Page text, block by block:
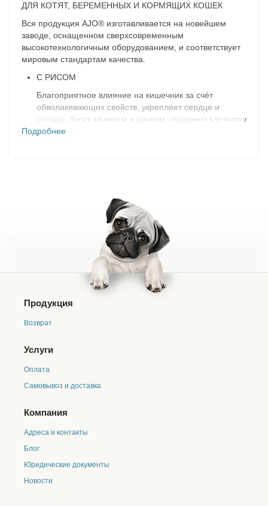
ДЛЯ КОТЯТ, БЕРЕМЕННЫХ И КОРМЯЩИХ КОШЕК
Вся продукция AJO® изготавливается на новейшем
заводе, оснащенном сверхсовременным
высокотехнологичным оборудованием, и соответствует
мировым стандартам качества.
С РИСОМ
Благоприятное влияние на кишечник за счёт
обволакивающих свойств, укрепляет сердце и
сосуды, богат железом и цинком, содержит клетчатку
и важные для здоровья питомца аминокислоты.
Позитивно влияет на пищеварение, сердечно-
сосудистую, иммунную системы. Обладает
противовоспалительные свойствами. Защищает от
аллергии. Укрепляет кости.
МОРСКИЕ ВОДОРОСЛИ
Источник витаминов А, С, D, E, K и витамины группы
B. Содержит макро- и микроэлементы, фосфор,
цинк, магний и йод. Обладают
противовоспалительными свойствами.
снизить риск развития болезней сердца и сосудов,
предотвращает кариес и образование камней в
и полезные микроэлементы. Нормализует обмен
веществ. Укрепляет иммунную и сердечно-
Подробнее
Продукция
Возврат
Услуги
Оплата
Самовывоз и доставка
Компания
Адреса и контакты
Блог
Юридические документы
Новости